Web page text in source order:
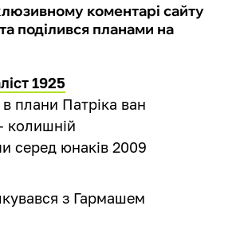
коментарі сайту
поділився планами на
1925
в плани Патріка ван
колишній
серед юнаків 2009
з Гармашем